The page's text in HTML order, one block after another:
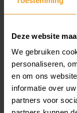
Deze website
We gebruiken
personaliseren,
en om ons
informatie over
partners voor
efficiënte werkplek.
Kenmerken:
Huursom per
Ca. 90 m² bvo
Gelegen op de 1e
Beschikbaar
Hoofdbestemming
Kantoorruimte
Aanvaarding
direct
Toon meer